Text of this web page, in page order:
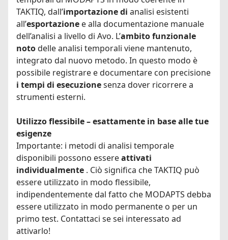
TAKTIQ, dall’importazione di analisi esistenti
all’esportazione e alla documentazione manuale
dell’analisi a livello di Avo. L’ambito funzionale
notodelle analisi temporali viene mantenuto,
integrato dal nuovo metodo. In questo modo è
possibile registrare e documentare con precisione
i tempi di esecuzionesenza dover ricorrere a
strumenti esterni.
Utilizzo flessibile – esattamente in base alle tue
esigenze
Importante: i metodi di analisi temporale
disponibili possono essereattivati
individualmente . Ciò significa che TAKTIQ può
essere utilizzato in modo flessibile,
indipendentemente dal fatto che MODAPTS debba
essere utilizzato in modo permanente o per un
primo test. Contattaci se sei interessato ad
attivarlo!